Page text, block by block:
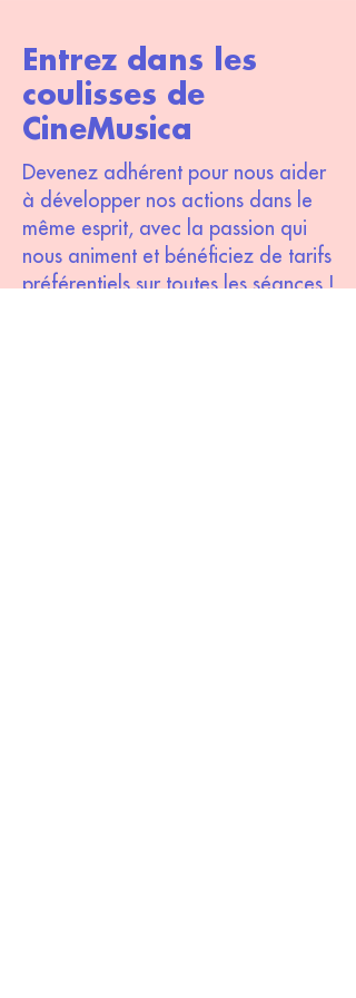
Entrez dans les
coulisses de
CineMusica
Devenez adhérent pour nous aider
à développer nos actions dans le
même esprit, avec la passion qui
nous animent et bénéficiez de tarifs
préférentiels sur toutes les séances !